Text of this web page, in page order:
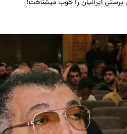
پرستی ایرانیان را خوب میشناخت!